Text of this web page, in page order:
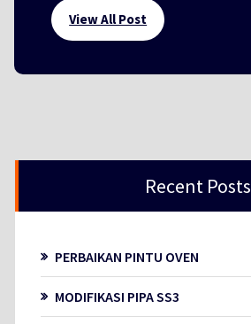
View All Post
Recent Posts
PERBAIKAN PINTU OVEN
MODIFIKASI PIPA SS3